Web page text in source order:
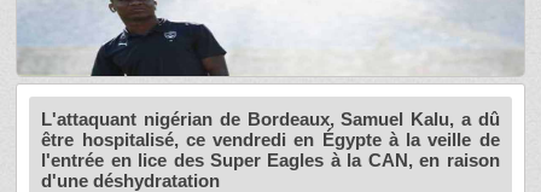
L'attaquant nigérian de Bordeaux, Samuel Kalu, a dû
être hospitalisé, ce vendredi en Égypte à la veille de
l'entrée en lice des Super Eagles à la CAN, en raison
d'une déshydratation